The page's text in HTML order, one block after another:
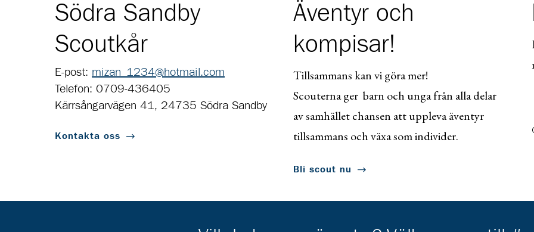
Södra Sandby
Scoutkår
E-post: mizan_1234@hotmail.com
Telefon: 0709-436405
Kärrsångarvägen 41, 24735 Södra Sandby
Kontakta oss
Äventyr och
kompisar!
Tillsammans kan vi göra mer!
Scouterna ger barn och unga från alla delar
av samhället chansen att uppleva äventyr
tillsammans och växa som individer.
Bli scout nu